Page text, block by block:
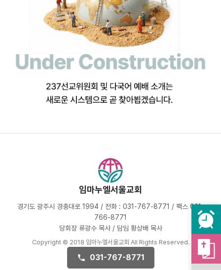
임마누엘서울교회
경기도 광주시 경충대로 1994 / 전화 : 031-767-8771 / 팩스 031-
766-8771
당회장 류광수 목사 / 담임 황상배 목사
Copyright © 2018 임마누엘서울교회 All Rights Reserved.
031-767-8771